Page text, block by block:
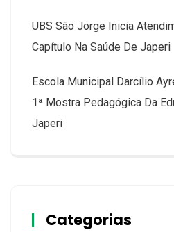
UBS São Jorge Inicia
Capítulo Na Saúde De Japeri
Escola Municipal Darcílio
1ª Mostra Pedagógica Da
Japeri
Categorias